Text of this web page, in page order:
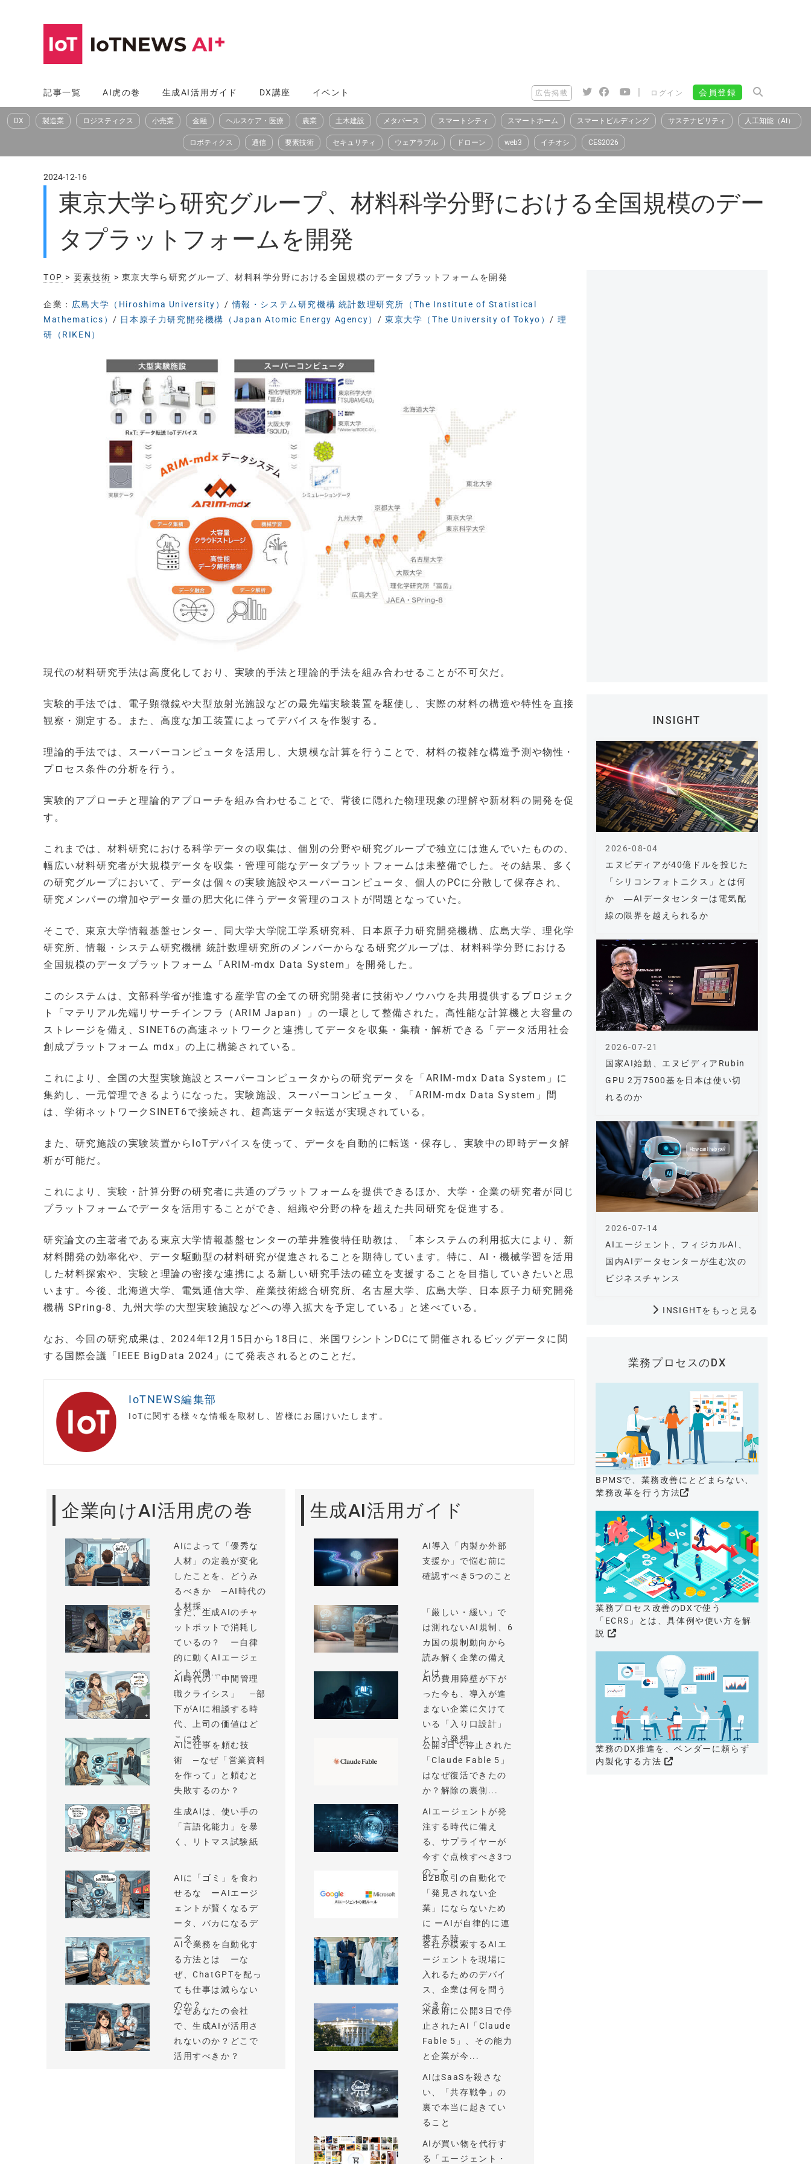
へ
ス
記事一覧 AI虎の巻 生成AI活用ガイド DX講座 イベント 広告掲載 | ログイン 会員登録
DX 製造業 ロジスティクス 小売業 金融 ヘルスケア・医療 農業 土木建設 メタバース スマートシティ スマートホーム スマートビルディング サステナビリティ 人工知能（AI）
ロボティクス 通信 要素技術 セキュリティ ウェアラブル ドローン web3 イチオシ CES2026
2024-12-16
東京大学ら研究グループ、材料科学分野における全国規模のデー
タプラットフォームを開発
TOP > 要素技術 > 東京大学ら研究グループ、材料科学分野における全国規模のデータプラットフォームを開発
企業： 広島大学（Hiroshima University） /情報・システム研究機構 統計数理研究所（The Institute of Statistical
Mathematics） / 日本原子力研究開発機構（Japan Atomic Energy Agency） /東京大学（The University of Tokyo） / 理
研（RIKEN）
現代の材料研究手法は高度化しており、実験的手法と理論的手法を組み合わせることが不可欠だ。
実験的手法では、電子顕微鏡や大型放射光施設などの最先端実験装置を駆使し、実際の材料の構造や特性を直接
観察・測定する。また、高度な加工装置によってデバイスを作製する。
理論的手法では、スーパーコンピュータを活用し、大規模な計算を行うことで、材料の複雑な構造予測や物性・
プロセス条件の分析を行う。
実験的アプローチと理論的アプローチを組み合わせることで、背後に隠れた物理現象の理解や新材料の開発を促
す。
これまでは、材料研究における科学データの収集は、個別の分野や研究グループで独立には進んでいたものの、
幅広い材料研究者が大規模データを収集・管理可能なデータプラットフォームは未整備でした。その結果、多く
の研究グループにおいて、データは個々の実験施設やスーパーコンピュータ、個人のPCに分散して保存され、
研究メンバーの増加やデータ量の肥大化に伴うデータ管理のコストが問題となっていた。
そこで、東京大学情報基盤センター、同大学大学院工学系研究科、日本原子力研究開発機構、広島大学、理化学
研究所、情報・システム研究機構 統計数理研究所のメンバーからなる研究グループは、材料科学分野における
全国規模のデータプラットフォーム「ARIM-mdx Data System」を開発した。
このシステムは、文部科学省が推進する産学官の全ての研究開発者に技術やノウハウを共用提供するプロジェク
ト「マテリアル先端リサーチインフラ（ARIM Japan）」の一環として整備された。高性能な計算機と大容量の
ストレージを備え、SINET6の高速ネットワークと連携してデータを収集・集積・解析できる「データ活用社会
創成プラットフォーム mdx」の上に構築されている。
これにより、全国の大型実験施設とスーパーコンピュータからの研究データを「ARIM-mdx Data System」に
集約し、一元管理できるようになった。実験施設、スーパーコンピュータ、「ARIM-mdx Data System」間
は、学術ネットワークSINET6で接続され、超高速データ転送が実現されている。
また、研究施設の実験装置からIoTデバイスを使って、データを自動的に転送・保存し、実験中の即時データ解
析が可能だ。
これにより、実験・計算分野の研究者に共通のプラットフォームを提供できるほか、大学・企業の研究者が同じ
プラットフォームでデータを活用することができ、組織や分野の枠を超えた共同研究を促進する。
研究論文の主著者である東京大学情報基盤センターの華井雅俊特任助教は、「本システムの利用拡大により、新
材料開発の効率化や、データ駆動型の材料研究が促進されることを期待しています。特に、AI・機械学習を活用
した材料探索や、実験と理論の密接な連携による新しい研究手法の確立を支援することを目指していきたいと思
います。今後、北海道大学、電気通信大学、産業技術総合研究所、名古屋大学、広島大学、日本原子力研究開発
機構 SPring-8、九州大学の大型実験施設などへの導入拡大を予定している」と述べている。
なお、今回の研究成果は、2024年12月15日から18日に、米国ワシントンDCにて開催されるビッグデータに関
する国際会議「IEEE BigData 2024」にて発表されるとのことだ。
IoTNEWS編集部
IoTに関する様々な情報を取材し、皆様にお届けいたします。
企業向けAI活用虎の巻
AIによって「優秀な
人材」の定義が変化
したことを、どうみ
るべきか —AI時代の
人材採...
まだ、生成AIのチャ
ットボットで消耗し
ているの？ ー自律
的に動くAIエージェ
ントが働...
AI時代の「中間管理
職クライシス」 —部
下がAIに相談する時
代、上司の価値はど
こに残...
AIに仕事を頼む技
術 —なぜ「営業資料
を作って」と頼むと
失敗するのか？
生成AIは、使い手の
「言語化能力」を暴
く、リトマス試験紙
AIに「ゴミ」を食わ
せるな ーAIエージ
ェントが賢くなるデ
ータ、バカになるデ
ータ
AIで業務を自動化す
る方法とは ーな
ぜ、ChatGPTを配っ
ても仕事は減らない
のか？
なぜあなたの会社
で、生成AIが活用さ
れないのか？どこで
活用すべきか？
生成AI活用ガイド
AI導入「内製か外部
支援か」で悩む前に
確認すべき5つのこと
「厳しい・緩い」で
は測れないAI規制、6
カ国の規制動向から
読み解く企業の備え
とは
AIの費用障壁が下が
った今も、導入が進
まない企業に欠けて
いる「入り口設計」
という発想
公開3日で停止された
「Claude Fable 5」
はなぜ復活できたの
か？解除の裏側...
AIエージェントが発
注する時代に備え
る、サプライヤーが
今すぐ点検すべき3つ
のこと
B2B取引の自動化で
「発見されない企
業」にならないため
に ーAIが自律的に連
携する時...
各社が模索するAIエ
ージェントを現場に
入れるためのデバイ
ス、企業は何を問う
べきか
米政府に公開3日で停
止されたAI「Claude
Fable 5」、その能力
と企業が今...
AIはSaaSを殺さな
い、「共存戦争」の
裏で本当に起きてい
ること
AIが買い物を代行す
る「エージェント・
INSIGHT
エヌビディアが40億ドルを投じた
「シリコンフォトニクス」とは何
か ―AIデータセンターは電気配
線の限界を越えられるか
2026-08-04
国家AI始動、エヌビディアRubin
GPU 2万7500基を日本は使い切
れるのか
2026-07-21
AIエージェント、フィジカルAI、
国内AIデータセンターが生む次の
ビジネスチャンス
2026-07-14
INSIGHTをもっと見る
業務プロセスのDX
BPMSで、業務改善にとどまらない、
業務改革を行う方法
業務プロセス改善のDXで使う
「ECRS」とは、具体例や使い方を解
説
業務のDX推進を、ベンダーに頼らず
内製化する方法